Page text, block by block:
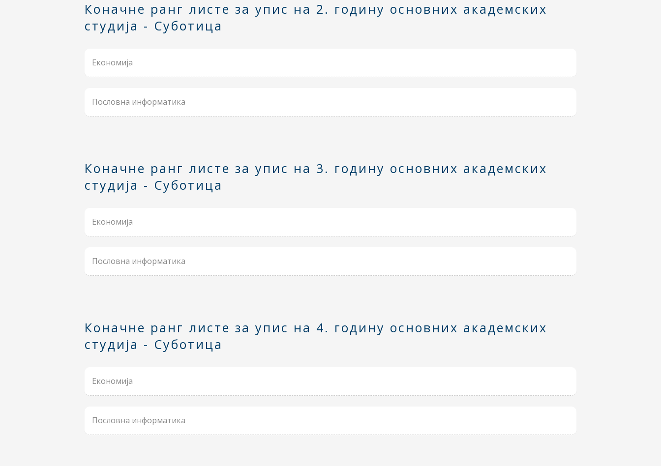
Коначне ранг листе за упис на 2. годину основних академских
студија - Суботица
Економија
Пословна информатика
Коначне ранг листе за упис на 3. годину основних академских
студија - Суботица
Економија
Пословна информатика
Коначне ранг листе за упис на 4. годину основних академских
студија - Суботица
Економија
Пословна информатика